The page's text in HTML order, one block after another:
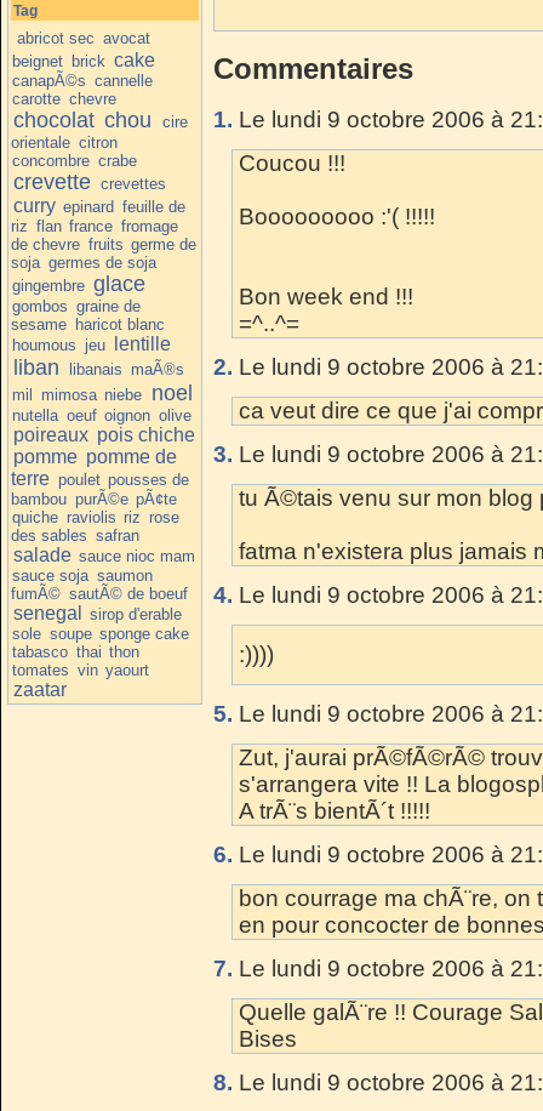
Tag
abricot sec avocat
beignet brick cake
canapÃ©s cannelle
carotte chevre
chocolat chou
cire
orientale citron
concombre crabe
crevette crevettes
curry epinard feuille de
riz flan france fromage
de chevre fruits germe de
soja germes de soja
gingembre glace
gombos graine de
sesame haricot blanc
houmous jeu lentille
liban libanais maÃ®s
mil mimosa niebe noel
nutella oeuf oignon olive
poireaux pois chiche
pomme pomme de
terre poulet pousses de
bambou purÃ©e pÃ¢te
quiche raviolis riz rose
des sables safran
salade sauce nioc mam
sauce soja saumon
fumÃ© sautÃ© de boeuf
senegal
sirop d'erable
sole soupe sponge cake
tabasco thai thon
tomates vin yaourt
zaatar
Commentaires
1. Le lundi 9 octobre 2006 à
Coucou !!!
Booooooooo :'( !!!!!
Bon week end !!!
=^..^=
2. Le lundi 9 octobre 2006 à
ca veut dire ce que j'ai
3. Le lundi 9 octobre 2006 à
tu Ã©tais venu sur mon
fatma n'existera plus jamais
4. Le lundi 9 octobre 2006 à
:))))
5. Le lundi 9 octobre 2006 à
Zut, j'aurai prÃ©fÃ©rÃ©
s'arrangera vite !! La
A trÃ¨s bientÃ´t !!!!!
6. Le lundi 9 octobre 2006 à
bon courrage ma chÃ¨re,
en pour concocter de
7. Le lundi 9 octobre 2006 à
Quelle galÃ¨re !! Courage
Bises
8. Le lundi 9 octobre 2006 à